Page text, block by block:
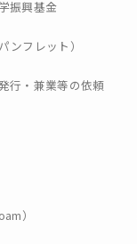
振興基金
ンフレット）
行・兼業等の依頼
）